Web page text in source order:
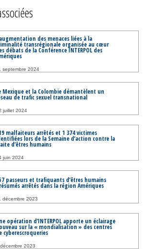
des menaces liées à la
transrégionale organisée au cœur
débats de la Conférence INTERPOL des
septembre 2024
Mexique et la Colombie démantèlent un
de trafic sexuel transnational
juillet 2024
malfaiteurs arrêtés et 1 374 victimes
lors de la Semaine d’action contre la
d’êtres humains
juin 2024
passeurs et trafiquants d’êtres humains
arrêtés dans la région Amériques
décembre 2023
opération d’INTERPOL apporte un éclairage
sur la « mondialisation » des centres
cyberescroqueries
2023